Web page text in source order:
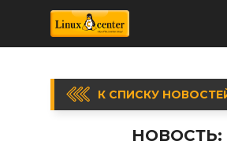
К СПИСКУ
НОВОСТЬ: